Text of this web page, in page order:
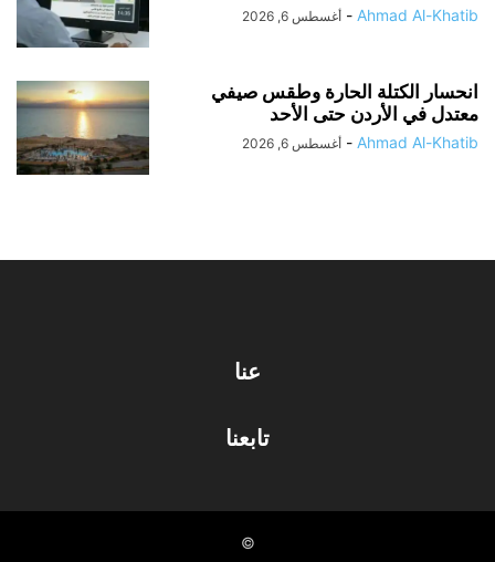
Ahmad Al-Khatib
- أغسطس 6, 2026
انحسار الكتلة الحارة وطقس صيفي
معتدل في الأردن حتى الأحد
Ahmad Al-Khatib
- أغسطس 6, 2026
عنا
تابعنا
©